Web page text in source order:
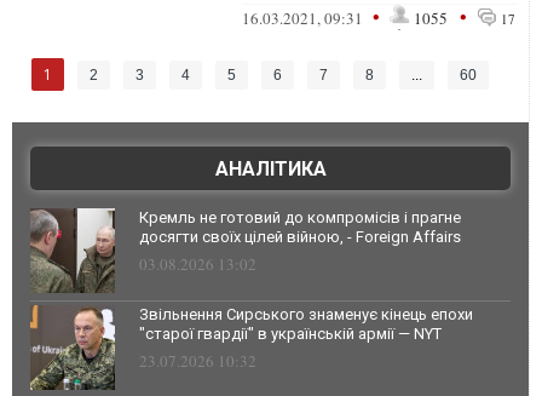
переформатування уряду.
16.03.2021, 09:31 • 1055 • 17
1 2 3 4 5 6 7 8 ... 60
АНАЛІТИКА
Кремль не готовий до компромісів і прагне
досягти своїх цілей війною, - Foreign Affairs
03.08.2026 13:02
Звільнення Сирського знаменує кінець епохи
"старої гвардії" в українській армії — NYT
23.07.2026 10:32